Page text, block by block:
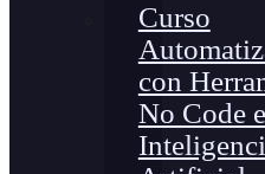
Curso
con
No Code e